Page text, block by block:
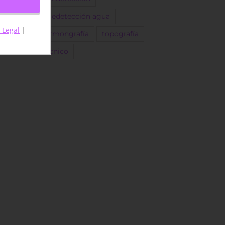
Teledetección agua
termongrafía topografía
técnico
|